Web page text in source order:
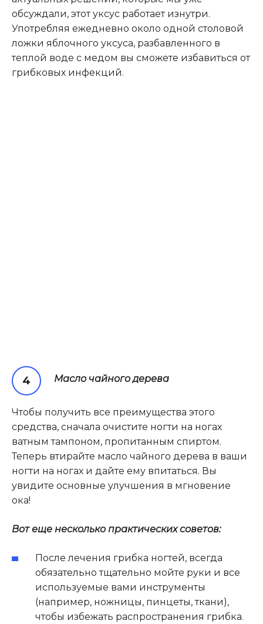
обсуждали, этот уксус работает изнутри.
Употребляя ежедневно около одной столовой
ложки яблочного уксуса, разбавленного в
теплой воде с медом вы сможете избавиться от
грибковых инфекций.
Масло чайного дерева
Чтобы получить все преимущества этого
средства, сначала очистите ногти на ногах
ватным тампоном, пропитанным спиртом.
Теперь втирайте масло чайного дерева в ваши
ногти на ногах и дайте ему впитаться. Вы
увидите основные улучшения в мгновение
ока!
Вот еще несколько практических советов:
После лечения грибка ногтей, всегда
обязательно тщательно мойте руки и все
используемые вами инструменты
(например, ножницы, пинцеты, ткани),
чтобы избежать распространения грибка.